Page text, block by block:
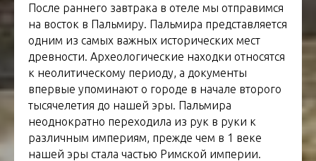
После раннего завтрака в отеле мы отправимся
на восток в Пальмиру. Пальмира представляется
одним из самых важных исторических мест
древности. Археологические находки относятся
к неолитическому периоду, а документы
впервые упоминают о городе в начале второго
тысячелетия до нашей эры. Пальмира
неоднократно переходила из рук в руки к
различным империям, прежде чем в 1 веке
нашей эры стала частью Римской империи.